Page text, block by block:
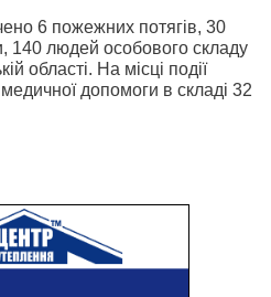
6 пожежних потягів, 30
140 людей особового складу
області. На місці події
допомоги в складі 32